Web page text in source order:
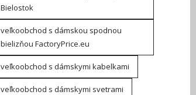
Bielostok
veľkoobchod s dámskou spodnou
bielizňou FactoryPrice.eu
veľkoobchod s dámskymi kabelkami
veľkoobchod s dámskymi svetrami